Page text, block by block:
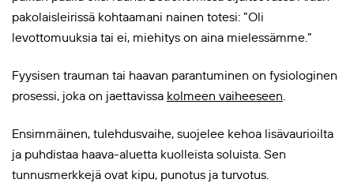
pakolaisleirissä kohtaamani nainen totesi: ”Oli
levottomuuksia tai ei, miehitys on aina mielessämme.”
Fyysisen trauman tai haavan parantuminen on fysiologinen
prosessi, joka on jaettavissa kolmeen vaiheeseen
Ensimmäinen, tulehdusvaihe, suojelee kehoa lisävaurioilta
ja puhdistaa haava-aluetta kuolleista soluista. Sen
tunnusmerkkejä ovat kipu, punotus ja turvotus.